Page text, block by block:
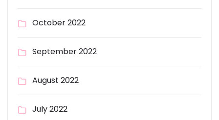
October 2022
September 2022
August 2022
July 2022